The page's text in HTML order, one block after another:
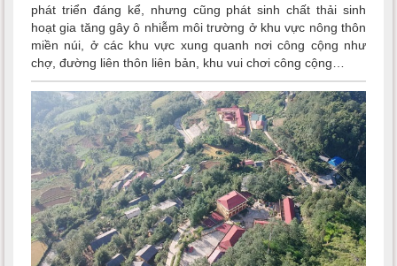
phát triển đáng kể, nhưng cũng phát sinh chất thải sinh
hoạt gia tăng gây ô nhiễm môi trường ở khu vực nông thôn
miền núi, ở các khu vực xung quanh nơi công cộng như
chợ, đường liên thôn liên bản, khu vui chơi công cộng…